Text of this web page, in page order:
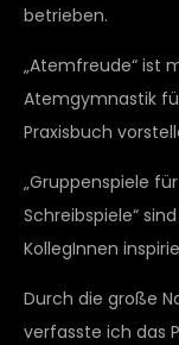
betrieben.
„Atemfreude“ ist
Atemgymnastik
Praxisbuch
„Gruppenspiele
Schreibspiele“
KollegInnen
Durch die große
verfasste ich das